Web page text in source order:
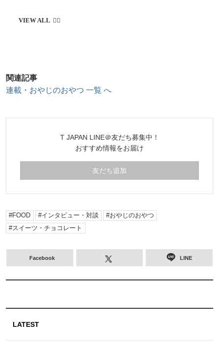
関連記事
連載・おやじのおやつ 一覧 へ
T JAPAN LINE＠友だち募集中！
おすすめ情報をお届け
友だち追加
FOOD インタビュー・対談
おやじのおやつ
スイーツ・チョコレート
Facebook LINE
LATEST